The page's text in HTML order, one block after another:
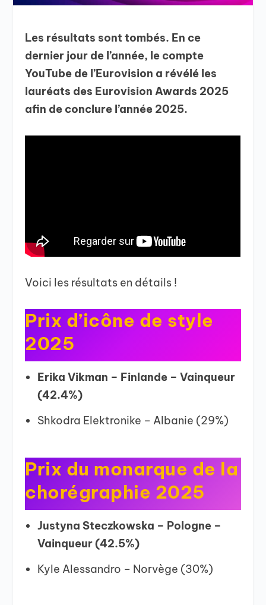
Les résultats sont tombés. En ce
dernier jour de l’année, le compte
YouTube de l’Eurovision a révélé les
lauréats des Eurovision Awards 2025
afin de conclure l’année 2025.
Voici les résultats en détails !
Prix d’icône de style
2025
Erika Vikman – Finlande – Vainqueur
(42.4%)
Shkodra Elektronike – Albanie (29%)
Prix du monarque de la
chorégraphie 2025
Justyna Steczkowska – Pologne –
Vainqueur (42.5%)
Kyle Alessandro – Norvège (30%)